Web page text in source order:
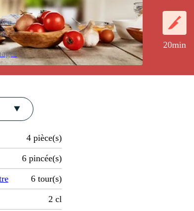
20min
4 pièce(s)
6 pincée(s)
6 tour(s)
2 cl